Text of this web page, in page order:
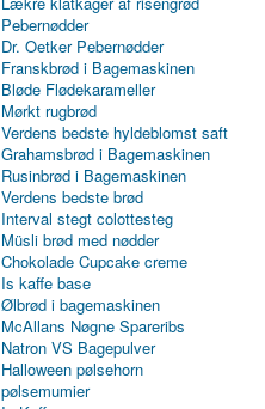
Pebernødder
Dr. Oetker Pebernødder
Franskbrød i Bagemaskinen
Bløde Flødekarameller
Mørkt rugbrød
Verdens bedste hyldeblomst saft
Grahamsbrød i Bagemaskinen
Rusinbrød i Bagemaskinen
Verdens bedste brød
Interval stegt colottesteg
Müsli brød med nødder
Chokolade Cupcake creme
Is kaffe base
Ølbrød i bagemaskinen
McAllans Nøgne Spareribs
Natron VS Bagepulver
Halloween pølsehorn
pølsemumier